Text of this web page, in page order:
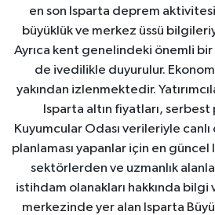
en son Isparta deprem aktivitesi
büyüklük ve merkez üssü
Ayrıca kent genelindeki önemli bir
de ivedilikle duyurulur.
yakından izlenmektedir.
Isparta altın fiyatları, serbest
Kuyumcular Odası verileriyle
planlaması yapanlar için en güncel
sektörlerden ve uzmanlık
istihdam olanakları hakkında bilgi
merkezinde yer alan Isparta